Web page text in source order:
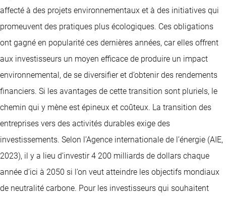
affecté à des projets environnementaux et à des initiatives qui
promeuvent des pratiques plus écologiques. Ces obligations
ont gagné en popularité ces dernières années, car elles offrent
aux investisseurs un moyen efficace de produire un impact
environnemental, de se diversifier et d’obtenir des rendements
financiers. Si les avantages de cette transition sont pluriels, le
chemin qui y mène est épineux et coûteux. La transition des
entreprises vers des activités durables exige des
investissements. Selon l’Agence internationale de l’énergie (AIE,
2023), il y a lieu d’investir 4 200 milliards de dollars chaque
année d’ici à 2050 si l’on veut atteindre les objectifs mondiaux
de neutralité carbone. Pour les investisseurs qui souhaitent